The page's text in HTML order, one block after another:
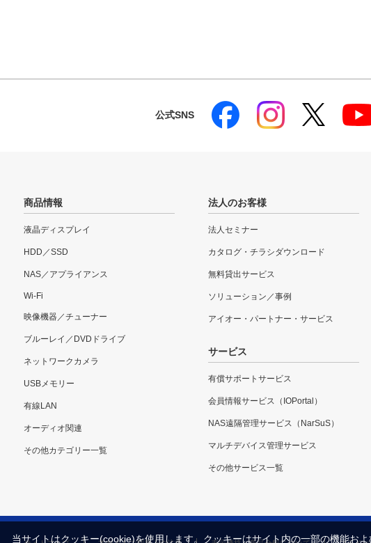
公式SNS
商品情報
液晶ディスプレイ
HDD／SSD
NAS／アプライアンス
Wi-Fi
映像機器／チューナー
ブルーレイ／DVDドライブ
ネットワークカメラ
USBメモリー
有線LAN
オーディオ関連
その他カテゴリー一覧
法人のお客様
法人セミナー
カタログ・チラシダウンロード
無料貸出サービス
ソリューション／事例
アイオー・パートナー・サービス
サービス
有償サポートサービス
会員情報サービス（IOPortal）
NAS遠隔管理サービス（NarSuS）
マルチデバイス管理サービス
その他サービス一覧
当サイトはクッキー(cookie)を使用します。クッキーはサイト内の一部の機能お